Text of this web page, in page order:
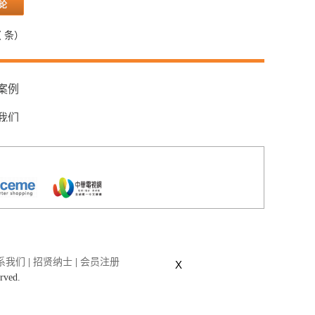
X
条）
例
们
我们 招贤纳士
会员注册